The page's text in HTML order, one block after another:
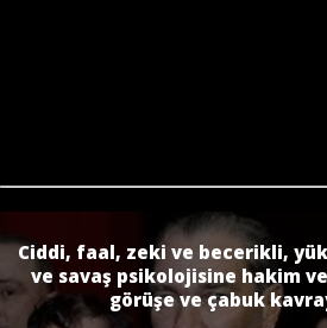
Ciddi, faal, zeki ve becerikli,
ve savaş psikolojisine hakim
görüşe ve çabuk